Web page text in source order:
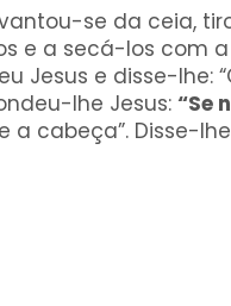
se da ceia,
e a secá-los com
Jesus e disse-lhe:
lhe Jesus: “Se
cabeça”. Disse-